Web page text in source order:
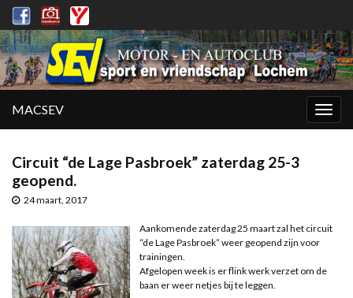
MACSEV
Circuit “de Lage Pasbroek” zaterdag 25-3
geopend.
24 maart, 2017
Aankomende zaterdag 25 maart zal het circuit
“de Lage Pasbroek” weer geopend zijn voor
trainingen.
Afgelopen week is er flink werk verzet om de
baan er weer netjes bij te leggen.